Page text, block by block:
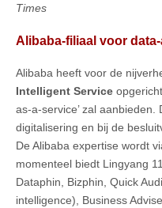
Times
Alibaba-filiaal voor
Alibaba heeft voor de
Intelligent Service
as-a-service’ zal
digitalisering en bij de
De Alibaba expertise wordt
momenteel biedt Lingyang
Dataphin, Bizphin, Quick
intelligence), Business